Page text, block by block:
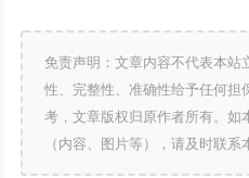
免责声明：文章内容不代表本站
性、完整性、准确性给予任何担
考，文章版权归原作者所有。如
（内容、图片等），请及时联系